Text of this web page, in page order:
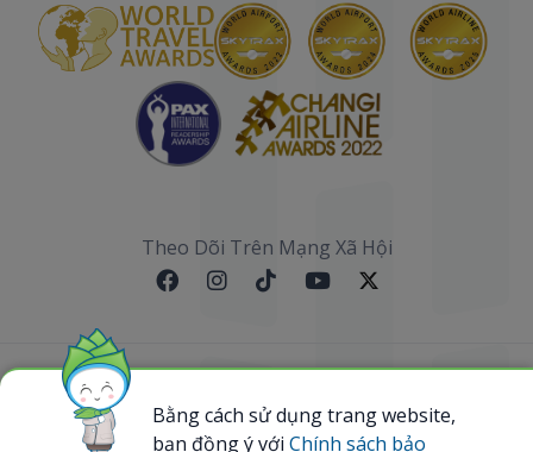
Theo Dõi Trên Mạng Xã Hội
Sơ đồ website
@ 2023 Bamboo Airways Copyright. All Rights
Bằng cách sử dụng trang website,
bạn đồng ý với Chính sách bảo